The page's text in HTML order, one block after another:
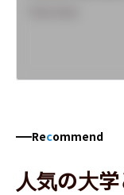
Recommend
人気の大